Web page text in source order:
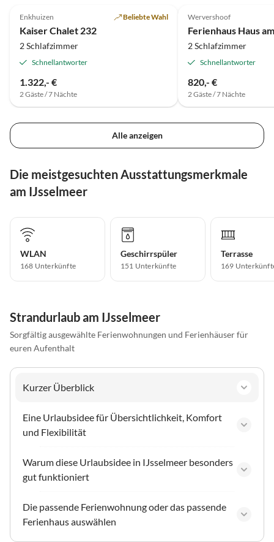
Enkhuizen Beliebte Wahl
Kaiser Chalet 232
2 Schlafzimmer
Schnellantworter
1.322,- €
2 Gäste / 7 Nächte
Wervershoof
Ferienhaus Haus
2 Schlafzimmer
Schnellantworter
820,- €
2 Gäste / 7 Nächte
Alle anzeigen
Die meistgesuchten Ausstattungsmerkmale
am IJsselmeer
WLAN
168 Unterkünfte
Geschirrspüler
151 Unterkünfte
Terrasse
169
Strandurlaub am IJsselmeer
Sorgfältig ausgewählte Ferienwohnungen und Ferienhäuser für
euren Aufenthalt
Kurzer Überblick
Eine Urlaubsidee für Übersichtlichkeit, Komfort
und Flexibilität
Warum diese Urlaubsidee in IJsselmeer besonders
gut funktioniert
Die passende Ferienwohnung oder das passende
Ferienhaus auswählen